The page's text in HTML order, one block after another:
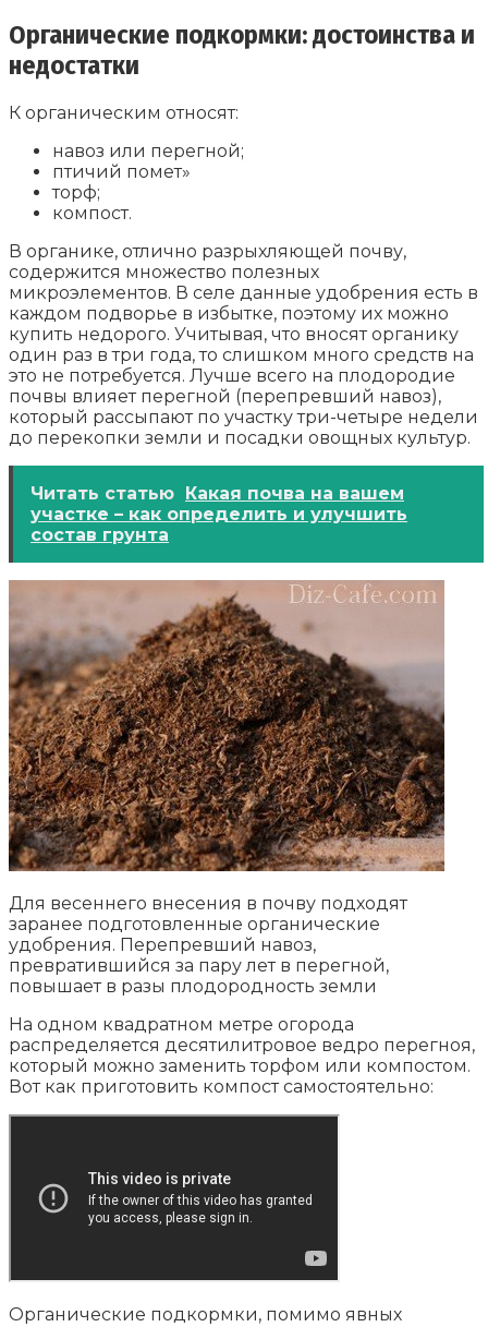
Органические подкормки: достоинства и
недостатки
К органическим относят:
навоз или перегной;
птичий помет»
торф;
компост.
В органике, отлично разрыхляющей почву,
содержится множество полезных
микроэлементов. В селе данные удобрения есть в
каждом подворье в избытке, поэтому их можно
купить недорого. Учитывая, что вносят органику
один раз в три года, то слишком много средств на
это не потребуется. Лучше всего на плодородие
почвы влияет перегной (перепревший навоз),
который рассыпают по участку три-четыре недели
до перекопки земли и посадки овощных культур.
Читать статью Какая почва на вашем
участке – как определить и улучшить
состав грунта
Для весеннего внесения в почву подходят
заранее подготовленные органические
удобрения. Перепревший навоз,
превратившийся за пару лет в перегной,
повышает в разы плодородность земли
На одном квадратном метре огорода
распределяется десятилитровое ведро перегноя,
который можно заменить торфом или компостом.
Вот как приготовить компост самостоятельно:
Органические подкормки, помимо явных